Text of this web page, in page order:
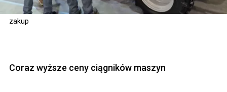
zakup
Coraz wyższe ceny ciągników maszyn